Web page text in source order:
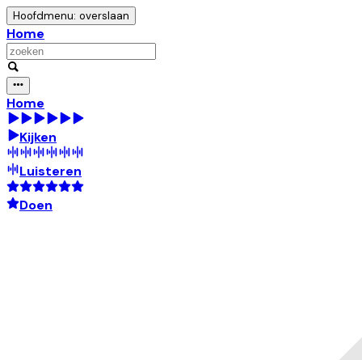
Hoofdmenu: overslaan
Home
Home
Kijken
Luisteren
Doen